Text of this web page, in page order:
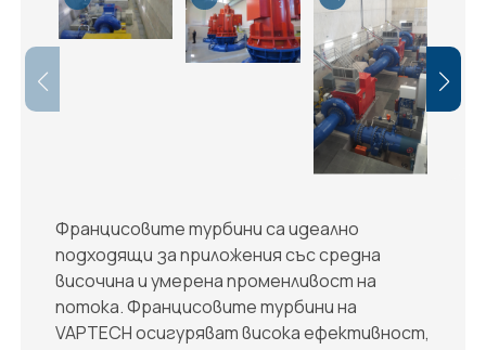
Францисовите турбини са идеално
подходящи за приложения със средна
височина и умерена променливост на
потока. Францисовите турбини на
VAPTECH осигуряват висока ефективност,